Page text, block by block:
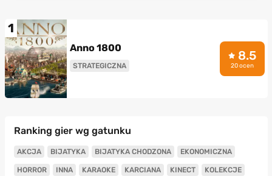
1
Anno 1800
STRATEGICZNA
8.5
20 ocen
Ranking gier wg gatunku
AKCJA BIJATYKA BIJATYKA CHODZONA EKONOMICZNA
HORROR INNA KARAOKE KARCIANA KINECT KOLEKCJE